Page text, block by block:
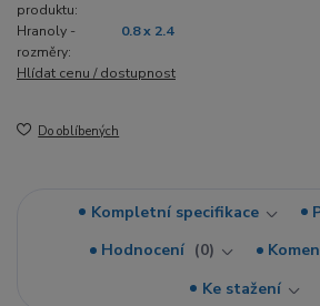
produktu:
Hranoly -
rozměry:
0.8 x 2.4
Hlídat cenu / dostupnost
Do oblíbených
Kompletní specifikace
Hodnocení
0
Ke stažení